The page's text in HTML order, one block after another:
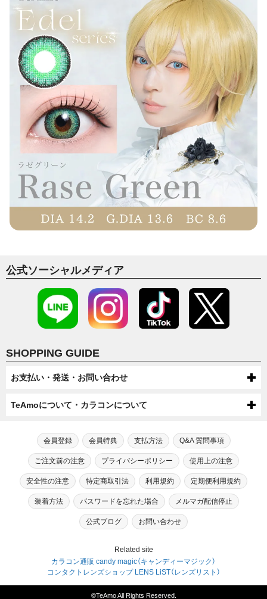
公式ソーシャルメディア
SHOPPING GUIDE
お支払い・発送・お問い合わせ
●ケータイでのお支払い
手数料：無料
※機種によってはご利用出来ない可能性がございます。
⇒ドコモケータイ支払でのお支払いの流れ
⇒ソフトバンクケータイ支払でのお支払いの流れ
⇒auかんたん決済でのお支払いの流れ
クレジットカードはVISA,MasterCard,JCB, 上記クレジットカードマーク
がついたクレジットカードであればどのカードでもご利用可能です。
●配送方法
宅配便（佐川急便・ヤマト運輸・ゆうパック）またはメール便（ゆうパケッ
ト/ネコポス）での配送をお選びいただけます。
※数量制限によりメール便での配送をお受けできない場合がございます。
【選択上限数】1MONTH：8箱（4セット） / TeAmo1DAY：4箱
TeAmoCLEAR1DAY：4箱 / TeAmoCLEAR2WEEK：4箱
18歳未満の方がご注文する場合は保護者の同意が必要です。
況により確約はできませんのでご了承ください。
品切れの場合はメールにてご連絡いたします。
送料について
宅配便（佐川急便・ヤマト運輸・ゆうパック）送料：全国一律550円（税込）
メール便（ゆうパケット/ネコポス）送料：全国送料無料
※一部SALEやキャンペーン、キャンセル・交換時は送料300円が発生す
る場合がございます。
注文・返品について
●商品変更について
原則として注文確定後の商品変更は承っておりません。
ご注文の際は内容にお間違いのないようご確認・ご注意ください。
≪お届け後の初期不良に関して≫
商品の品質には万全を期しておりますが、万一「汚れや破損」「不具合が見
受けられるレンズ」「注文と異なる商品」 が届いた場合、商品を破棄せず、
お問い合わせ
電話: 0120-545-966
（電話:営業時間 月～金 10：00～17：00 土日祝 10：00～17：00）
（メール：営業時間 月～金 10：00～17：00 土日祝 10：00～17：00）
※17時以降のメール受信につきましては、翌営業日に返信させていただ
きますのでご了承ください。
TeAmoについて・カラコンについて
第一種医療機器販売業許可及び高度管理医療機器販売業許可を取得してい
ます。
高度管理医療機器等販売業許可証「6新保衛薬第189号」
芸能人・モデルが愛用！
TeAmoだけの度なし・度ありカラコン
カラコン通販サイトTeAmoでは、芸能人・モデルが愛用するティアモだ
けの“度なし”カラコンに加え、“度あり”タイプも合わせて200種類以上も
のバリエーションをご用意。
高いイメージがある“度あり”カラコンもリーズナブルな価格でご注文いた
初めてカラーコンタクトレンズをお使いになられる方のために、安心して
ご利用いただけるお客様相談窓口をご用意しております。
初めてカラコン・カラーコンタクトをご利用する方へ
初めてカラコンをご利用する方または長期間カラコン・コンタクトレンズ
を装用されていない方は、眼科医やクリニックの診断を受けられることを
勧めさせております。
などを鑑みて処方してもらう必要があります。
そのため、視力のみで自己判断する事や当店スタッフが判断できるもので
は御座いません。
最近のカラコン・カラーコンタクトについて
カラコンが販売され始めた当初、カラコンは一般の人達に多く利用されて
ション誌があったように水商売のホステスのような派手な方々が多く利用
されていました。
カラコン・カラーコンタクトの安全性について
現在カラコンの安全性を疑問視する声がありますが、現在国内にて販売さ
れている国内承認カラーコンタクトに関しては製造販売にあたっては厚生
省による承認が必要となり、販売については 各都道府県の販売業の許
可、さらに販売の為の管理者の設置が義務付けられています。
このように、諸処の認可の無いカラコンは販売も難しくなったので、粗悪
TeAmoのカラコン・カラーコンタクトについて
現在市場でのカラコンの商品数は年々増加しており、ナチュラル系、ハー
会員登録 会員特典 支払方法 Q&A 質問事項
ご注文前の注意 プライバシーポリシー 使用上の注意
安全性の注意 特定商取引法 利用規約 定期便利用規約
装着方法 パスワードを忘れた場合 メルマガ配信停止
公式ブログ お問い合わせ
Related site
カラコン通販 candy magic（キャンディーマジック）
コンタクトレンズショップ LENS LiST（レンズリスト）
©TeAmo All Rights Reserved.